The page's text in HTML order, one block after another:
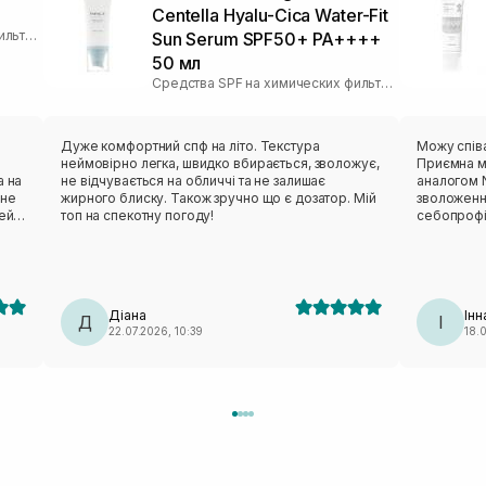
Средства SPF на химических фильтрах
на
Centella Hyalu-Cica Water-Fit
Sun Serum SPF50+ PA++++
50 мл
Средства SPF на химических фильтрах
Дуже комфортний спф на літо. Текстура
неймовірно легка, швидко вбирається, зволожує,
не відчувається на обличчі та не залишає
жирного блиску. Також зручно що є дозатор. Мій
топ на спекотну погоду!
Д Діана
22.07.2026, 10:39
Можу
Приємна
аналогом
І